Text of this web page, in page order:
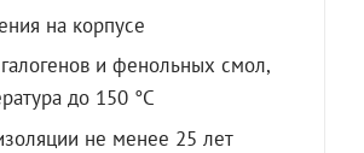
на корпусе
и фенольных смол,
до 150 °C
не менее 25 лет